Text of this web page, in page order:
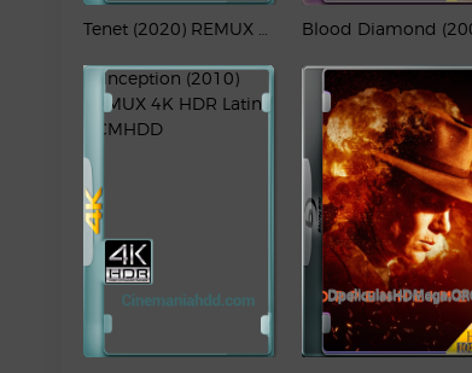
Tenet (2020) REMUX 4K HDR [IMAX] Latino – CMHDD